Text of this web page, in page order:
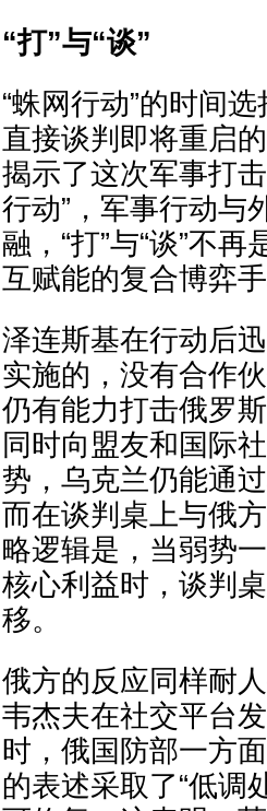
“打”与“谈”
“蛛网行动”的时间
直接谈判即将重启
揭示了这次军事打
行动”，军事行动与
融，“打”与“谈”不
互赋能的复合博弈手
泽连斯基在行动后
实施的，没有合作
仍有能力打击俄罗
同时向盟友和国际
势，乌克兰仍能通
而在谈判桌上与俄
略逻辑是，当弱势
核心利益时，谈判
移。
俄方的反应同样耐
韦杰夫在社交平台
时，俄国防部一方
的表述采取了“低调